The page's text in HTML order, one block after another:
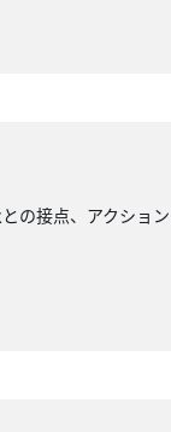
の接点、アクショ